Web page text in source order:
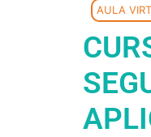
AULA